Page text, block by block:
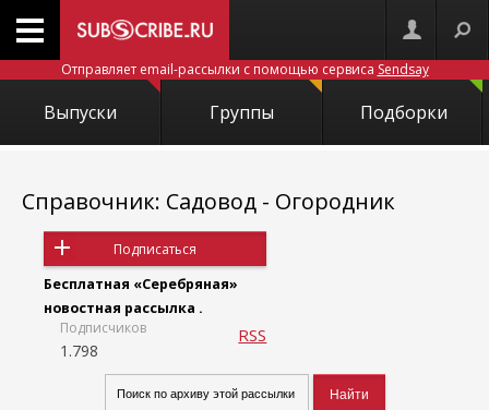
Отправляет email-рассылки с помощью сервиса Sendsay
Выпуски Группы Подборки
Справочник: Садовод - Огородник
Подписаться
Бесплатная «Серебряная»
новостная рассылка .
Подписчиков
1.798
RSS